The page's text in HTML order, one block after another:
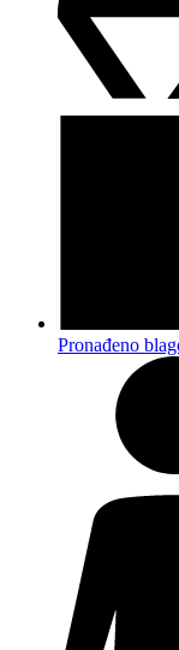
Pronađeno